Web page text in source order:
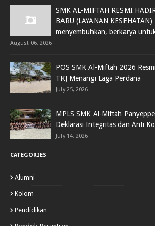
SMK AL-MIFTAH RESMI
BARU (LAYANAN
menyembuhkan, berkarya
August 06, 2026
POS SMK Al-Miftah 2026
TKJ Menangi Laga Perdana
July 25, 2026
MPLS SMK Al-Miftah
Deklarasi Integritas dan Anti
July 14, 2026
CATEGORIES
Alumni
Kolom
Pendidikan